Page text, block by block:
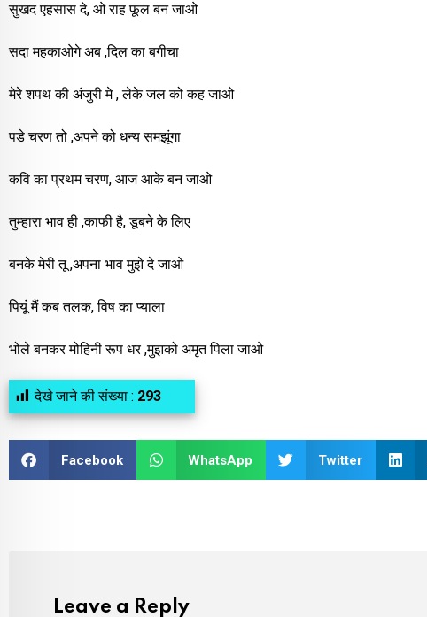
सुखद एहसास दे, ओ राह फूल बन जाओ
सदा महकाओगे अब ,दिल का बगीचा
मेरे शपथ की अंजुरी मे , लेके जल को कह जाओ
पडे चरण तो ,अपने को धन्य समझूंगा
कवि का प्रथम चरण, आज आके बन जाओ
तुम्हारा भाव ही ,काफी है, डूबने के लिए
बनके मेरी तू ,अपना भाव मुझे दे जाओ
पियूं मैं कब तलक, विष का प्याला
भोले बनकर मोहिनी रूप धर ,मुझको अमृत पिला जाओ
देखे जाने की संख्या : 293
Facebook WhatsApp Twitter
Leave a Reply